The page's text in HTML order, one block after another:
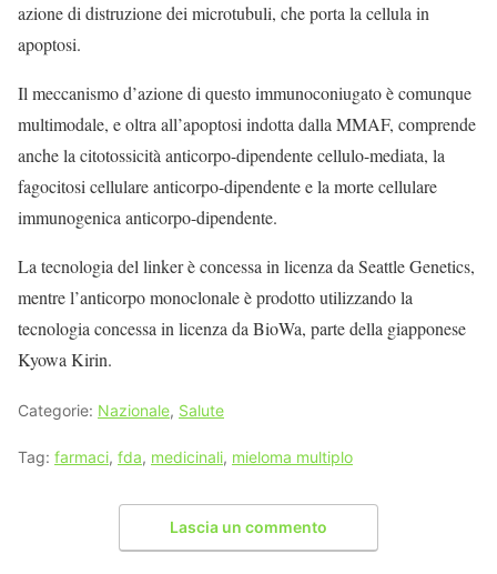
azione di distruzione dei microtubuli, che porta la cellula in
apoptosi.
Il meccanismo d’azione di questo immunoconiugato è comunque
multimodale, e oltra all’apoptosi indotta dalla MMAF, comprende
anche la citotossicità anticorpo-dipendente cellulo-mediata, la
fagocitosi cellulare anticorpo-dipendente e la morte cellulare
immunogenica anticorpo-dipendente.
La tecnologia del linker è concessa in licenza da Seattle Genetics,
mentre l’anticorpo monoclonale è prodotto utilizzando la
tecnologia concessa in licenza da BioWa, parte della giapponese
Kyowa Kirin.
Categorie: Nazionale, Salute
Tag: farmaci, fda, medicinali, mieloma multiplo
Lascia un commento